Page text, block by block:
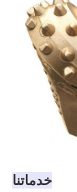
خدماتنا